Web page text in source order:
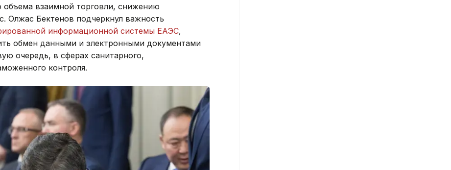
объема взаимной торговли, снижению
Олжас Бектенов подчеркнул важность
информационной системы ЕАЭС,
обмен данными и электронными документами
очередь, в сферах санитарного,
контроля.